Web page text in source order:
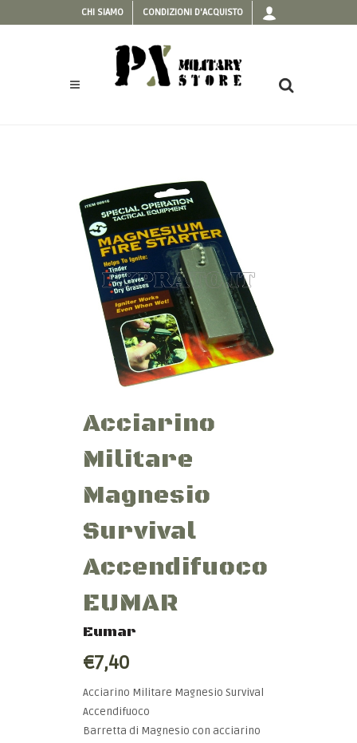
CHI SIAMO CONDIZIONI D'ACQUISTO
Acciarino
Militare
Magnesio
Survival
Accendifuoco
EUMAR
Eumar
€7,40
Acciarino Militare Magnesio Survival
Accendifuoco
Barretta di Magnesio con acciarino